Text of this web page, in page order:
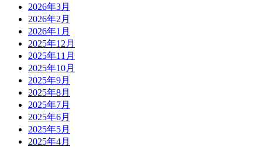
2026年3月
2026年2月
2026年1月
2025年12月
2025年11月
2025年10月
2025年9月
2025年8月
2025年7月
2025年6月
2025年5月
2025年4月